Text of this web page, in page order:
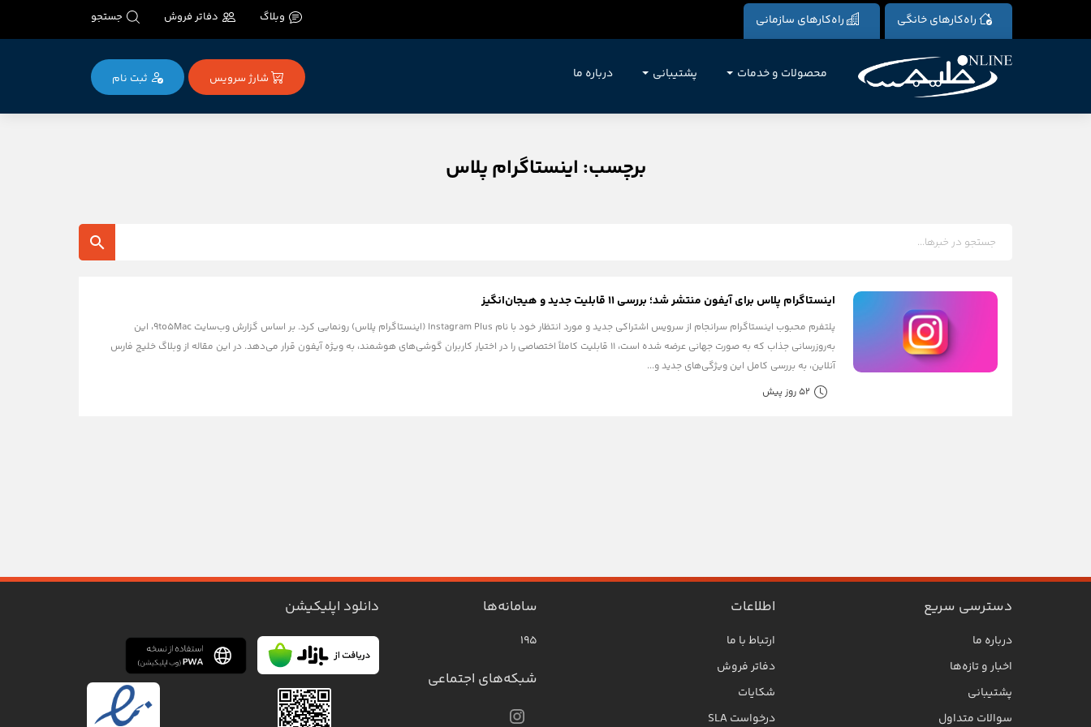
راه‌کارهای خانگی راه‌کارهای سازمانی وبلاگ دفاتر فروش جستجو
محصولات و خدمات پشتیبانی درباره ما شارژ سرویس ثبت‌ نام
برچسب: اینستاگرام پلاس
اینستاگرام پلاس برای آیفون منتشر شد؛ بررسی ۱۱ قابلیت جدید و هیجان‌انگیز
پلتفرم محبوب اینستاگرام سرانجام از سرویس اشتراکی جدید و مورد انتظار خود با نام Instagram Plus (اینستاگرام پلاس) رونمایی کرد. بر اساس گزارش وب‌سایت 9to5Mac، این
به‌روزرسانی جذاب که به صورت جهانی عرضه شده است، ۱۱ قابلیت کاملاً اختصاصی را در اختیار کاربران گوشی‌های هوشمند، به ویژه آیفون قرار می‌دهد. در این مقاله از وبلاگ خلیج فارس
آنلاین، به بررسی کامل این ویژگی‌های جدید و...
52 روز پیش
دسترسی سریع
درباره ما
اخبار و تازه‌ها
پشتیبانی
سوالات متداول
اطلاعات
ارتباط با ما
دفاتر فروش
شکایات
درخواست SLA
سامانه‌ها
۱۹۵
شبکه‌های اجتماعی
دانلود اپلیکیشن